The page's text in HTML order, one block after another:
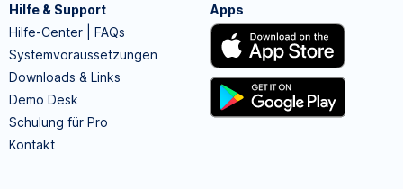
Hilfe & Support
Hilfe-Center | FAQs
Systemvoraussetzungen
Downloads & Links
Demo Desk
Schulung für Pro
Kontakt
Apps